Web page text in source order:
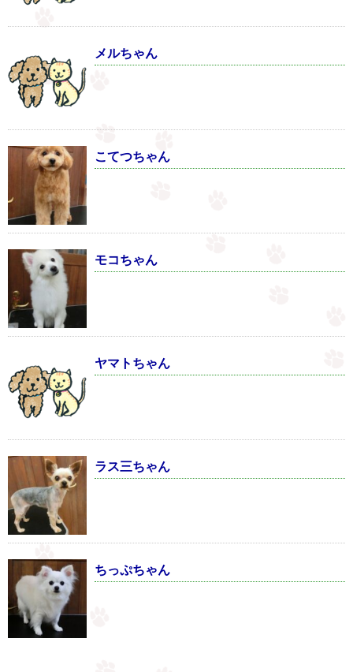
メルちゃん
こてつちゃん
モコちゃん
ヤマトちゃん
ラス三ちゃん
ちっぷちゃん